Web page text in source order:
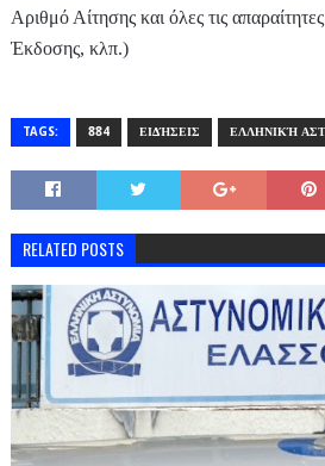
Αριθμό Αίτησης και όλες τις
Έκδοσης, κλπ.)
TAGS: 884 ΕΙΔΉΣΕΙΣ ΕΛΛΗΝΙΚΉ
RELATED POSTS